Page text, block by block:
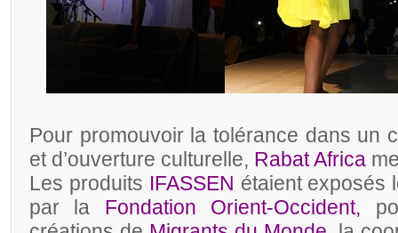
Pour promouvoir la tolérance dans un
et d’ouverture culturelle,Rabat Africa
Les produitsIFASSEN étaient exposés
par laFondation Orient-Occident,